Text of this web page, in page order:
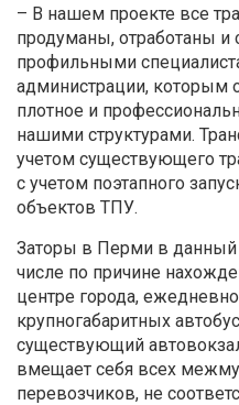
– В нашем проекте все
продуманы, отработаны и
профильными
администрации, которым
плотное и
нашими структурами.
учетом существующего
с учетом поэтапного
объектов ТПУ.
Заторы в Перми в
числе по причине
центре города,
крупногабаритных
существующий
вмещает себя всех
перевозчиков, не